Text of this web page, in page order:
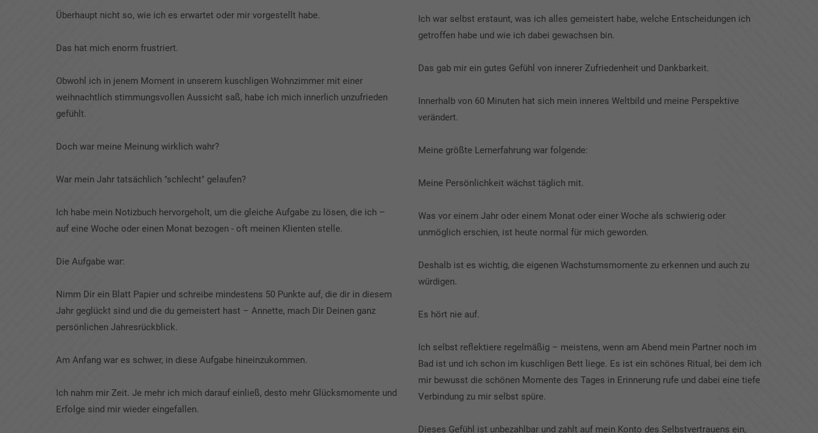
Überhaupt nicht so, wie ich es erwartet oder mir vorgestellt habe.
Das hat mich enorm frustriert.
Obwohl ich in jenem Moment in unserem kuschligen Wohnzimmer mit einer
weihnachtlich stimmungsvollen Aussicht saß, habe ich mich innerlich unzufrieden
gefühlt.
Doch war meine Meinung wirklich wahr?
War mein Jahr tatsächlich "schlecht" gelaufen?
Ich habe mein Notizbuch hervorgeholt, um die gleiche Aufgabe zu lösen, die ich –
auf eine Woche oder einen Monat bezogen - oft meinen Klienten stelle.
Die Aufgabe war:
Nimm Dir ein Blatt Papier und schreibe mindestens 50 Punkte auf, die dir in diesem
Jahr geglückt sind und die du gemeistert hast – Annette, mach Dir Deinen ganz
persönlichen Jahresrückblick.
Am Anfang war es schwer, in diese Aufgabe hineinzukommen.
Ich nahm mir Zeit. Je mehr ich mich darauf einließ, desto mehr Glücksmomente und
Erfolge sind mir wieder eingefallen.
Ich war selbst erstaunt, was ich alles gemeistert habe, welche Entscheidungen ich
getroffen habe und wie ich dabei gewachsen bin.
Das gab mir ein gutes Gefühl von innerer Zufriedenheit und Dankbarkeit.
Innerhalb von 60 Minuten hat sich mein inneres Weltbild und meine Perspektive
verändert.
Meine größte Lernerfahrung war folgende:
Meine Persönlichkeit wächst täglich mit.
Was vor einem Jahr oder einem Monat oder einer Woche als schwierig oder
unmöglich erschien, ist heute normal für mich geworden.
Deshalb ist es wichtig, die eigenen Wachstumsmomente zu erkennen und auch zu
würdigen.
Es hört nie auf.
Ich selbst reflektiere regelmäßig – meistens, wenn am Abend mein Partner noch im
Bad ist und ich schon im kuschligen Bett liege. Es ist ein schönes Ritual, bei dem ich
mir bewusst die schönen Momente des Tages in Erinnerung rufe und dabei eine tiefe
Verbindung zu mir selbst spüre.
Dieses Gefühl ist unbezahlbar und zahlt auf mein Konto des Selbstvertrauens ein,